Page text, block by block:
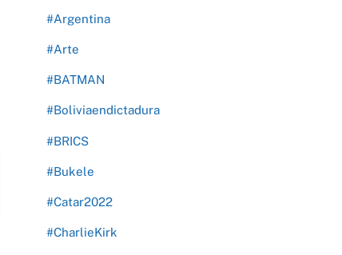
#Argentina
#Arte
#BATMAN
#Boliviaendictadura
#BRICS
#Bukele
#Catar2022
#CharlieKirk